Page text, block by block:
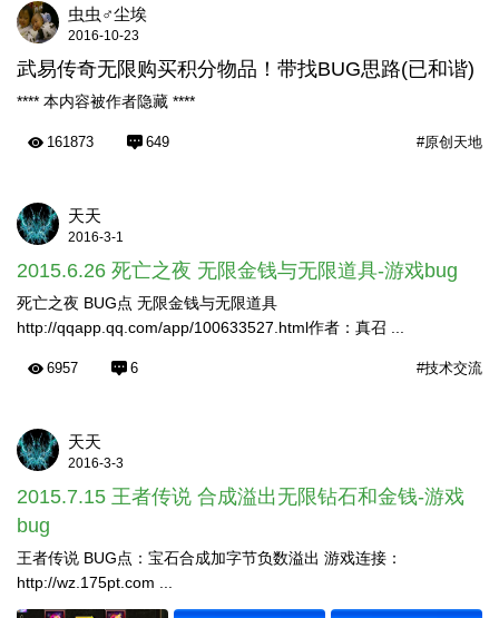
虫虫♂尘埃
2016-10-23
武易传奇无限购买积分物品！带找BUG思路(已和谐)
**** 本内容被作者隐藏 ****
#原创天地
161873 649
天天
2016-3-1
2015.6.26 死亡之夜 无限金钱与无限道具-游戏bug
死亡之夜 BUG点 无限金钱与无限道具
http://qqapp.qq.com/app/100633527.html作者：真召 ...
#技术交流
6957 6
天天
2016-3-3
2015.7.15 王者传说 合成溢出无限钻石和金钱-游戏
bug
王者传说 BUG点：宝石合成加字节负数溢出 游戏连接：
http://wz.175pt.com ...